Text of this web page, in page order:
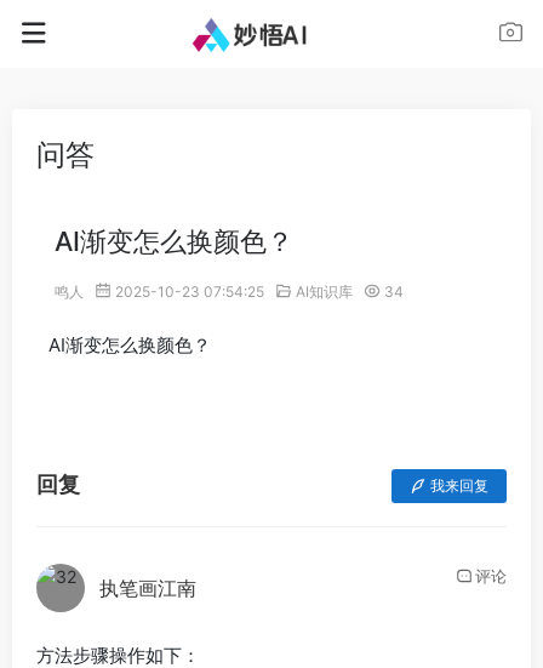
问答
AI渐变怎么换颜色？
鸣人 2025-10-23 07:54:25 AI知识库 34
AI渐变怎么换颜色？
回复 我来回复
执笔画江南 评论
方法步骤操作如下：